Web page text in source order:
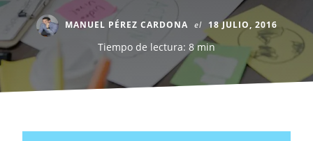
MANUEL PÉREZ CARDONA el 18 JULIO, 2016
Tiempo de lectura: 8 min